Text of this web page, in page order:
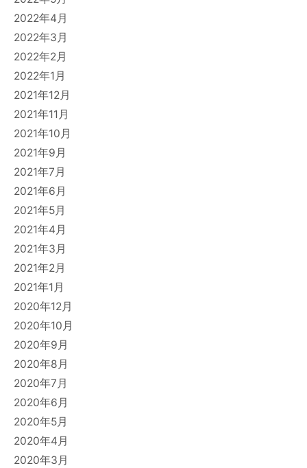
2022年4月
2022年3月
2022年2月
2022年1月
2021年12月
2021年11月
2021年10月
2021年9月
2021年7月
2021年6月
2021年5月
2021年4月
2021年3月
2021年2月
2021年1月
2020年12月
2020年10月
2020年9月
2020年8月
2020年7月
2020年6月
2020年5月
2020年4月
2020年3月